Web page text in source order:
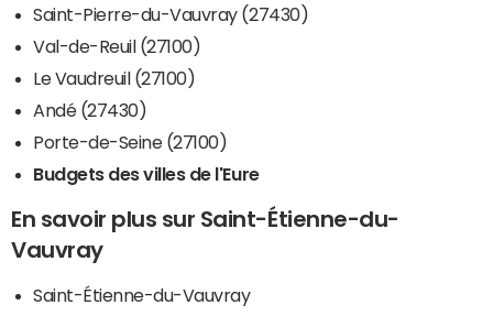
Saint-Pierre-du-Vauvray (27430)
Val-de-Reuil (27100)
Le Vaudreuil (27100)
Andé (27430)
Porte-de-Seine (27100)
Budgets des villes de l'Eure
En savoir plus sur Saint-Étienne-du-
Vauvray
Saint-Étienne-du-Vauvray